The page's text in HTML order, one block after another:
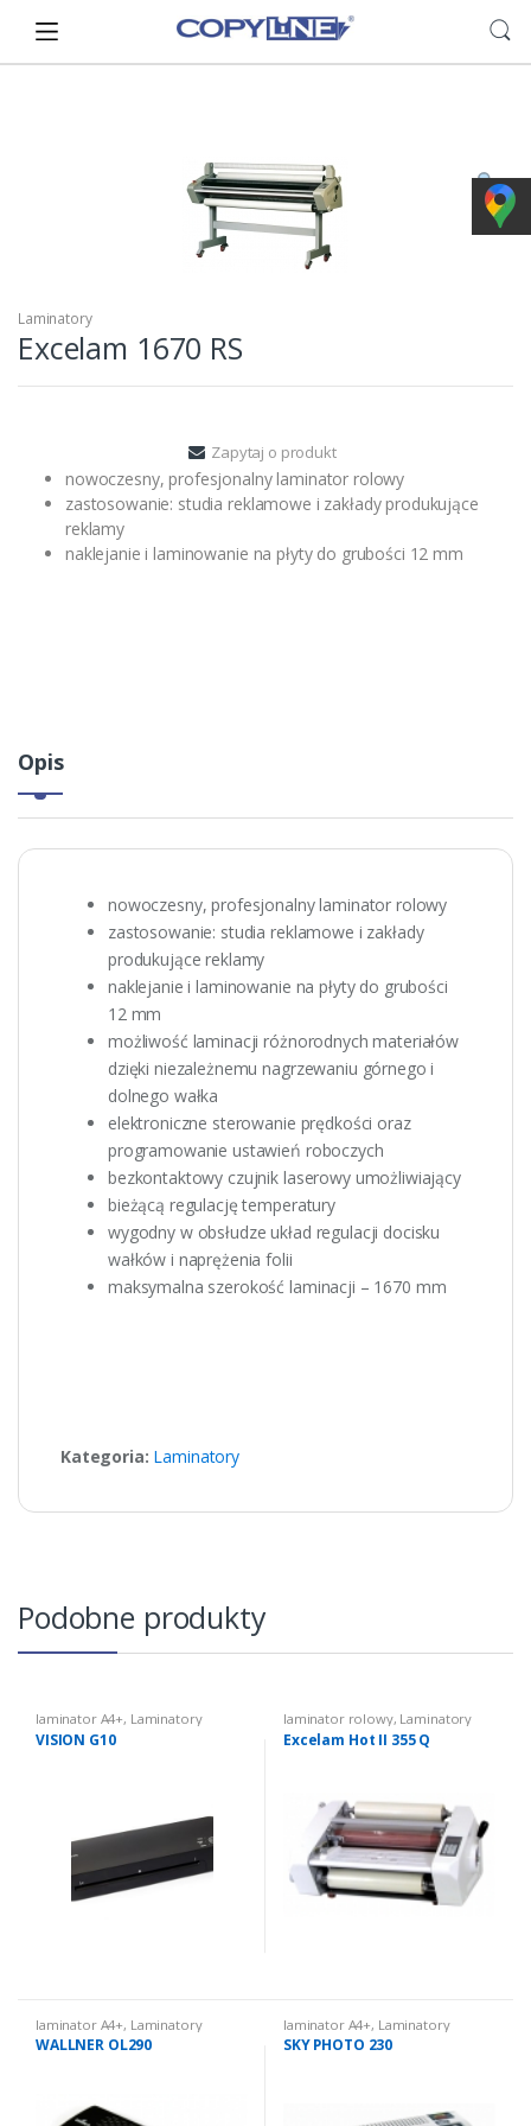
navigation
content
Laminatory
Excelam 1670 RS
Zapytaj o produkt
nowoczesny, profesjonalny laminator rolowy
zastosowanie: studia reklamowe i zakłady produkujące
reklamy
naklejanie i laminowanie na płyty do grubości 12 mm
Opis
nowoczesny, profesjonalny laminator rolowy
zastosowanie: studia reklamowe i zakłady
produkujące reklamy
naklejanie i laminowanie na płyty do grubości
12 mm
możliwość laminacji różnorodnych materiałów
dzięki niezależnemu nagrzewaniu górnego i
dolnego wałka
elektroniczne sterowanie prędkości oraz
programowanie ustawień roboczych
bezkontaktowy czujnik laserowy umożliwiający
bieżącą regulację temperatury
wygodny w obsłudze układ regulacji docisku
wałków i naprężenia folii
maksymalna szerokość laminacji – 1670 mm
Kategoria: Laminatory
Podobne produkty
laminator A4+, Laminatory
VISION G10
laminator rolowy, Laminatory
Excelam Hot II 355 Q
laminator A4+, Laminatory
WALLNER OL290
laminator A4+, Laminatory
SKY PHOTO 230